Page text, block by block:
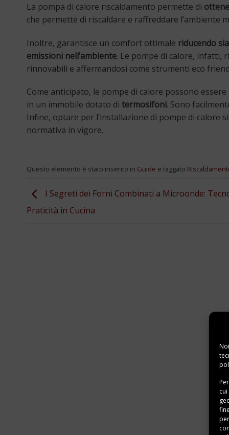
La pompa di calore riscaldamento permette di
che permette di riscaldare e raffreddare l’ambiente
Inoltre, garantisce un comfort ottimale riducendo
emissioni nell’ambiente. Le pompe di calore, infatti,
rinnovabili e affermandosi come strumenti eco
Come anticipato, le pompe di calore possono
in un immobile dotato di termosifoni. Sono
Infine, optare per l’installazione di pompe di calore
normativa in vigore.
Questo elemento è stato inserito in Guide e taggato
I Segreti dei Forni Combinati a Microonde:
Praticità in Cucina